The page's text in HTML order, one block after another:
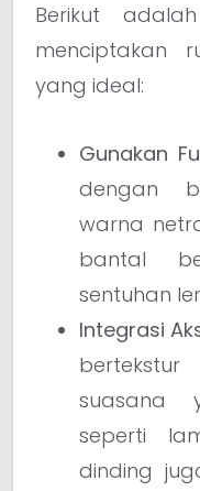
Berikut
menciptakan
yang ideal:
Gunakan
dengan
warna
bantal
sentuhan
Integrasi
suasana
seperti
dinding